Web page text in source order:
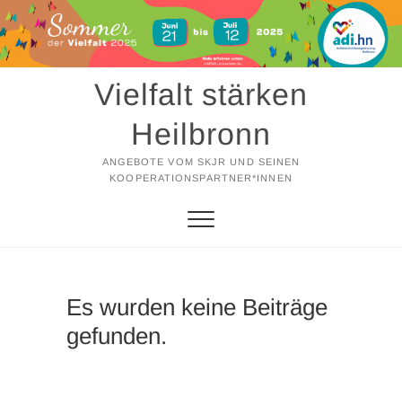
Zum
Inhalt
springen
Vielfalt stärken
Heilbronn
ANGEBOTE VOM SKJR UND SEINEN
KOOPERATIONSPARTNER*INNEN
Es wurden keine Beiträge
gefunden.